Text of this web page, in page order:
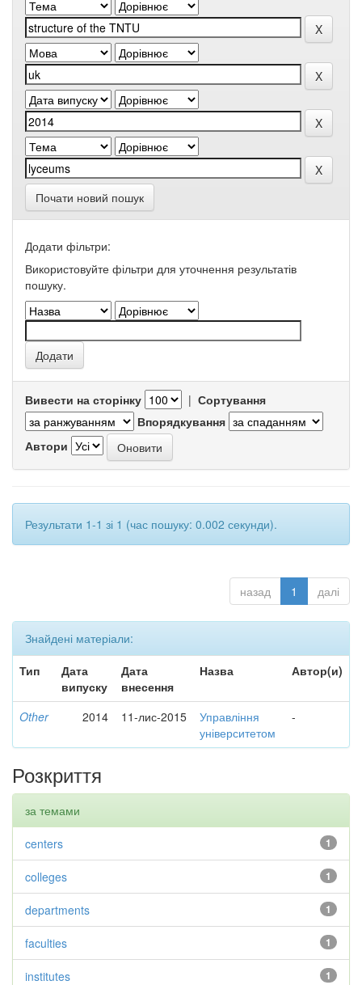
Почати новий пошук
Додати фільтри:
Використовуйте фільтри для уточнення результатів
пошуку.
Вивести на сторінку | Сортування
Впорядкування
Автори
Результати 1-1 зі 1 (час пошуку: 0.002 секунди).
назад 1 далі
Знайдені матеріали:
Тип
Дата
випуску
Дата
внесення
Назва Автор(и)
Other 2014 11-лис-2015
Управління
університетом
-
Розкриття
за темами
1
centers
1
colleges
1
departments
1
faculties
1
institutes